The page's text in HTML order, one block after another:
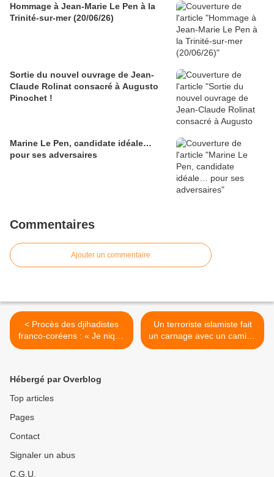
Hommage à Jean-Marie Le Pen à la
Trinité-sur-mer (20/06/26)
Sortie du nouvel ouvrage de Jean-
Claude Rolinat consacré à Augusto
Pinochet !
Marine Le Pen, candidate idéale…
pour ses adversaires
Commentaires
Ajouter un commentaire
< Procès des djihadistes
franco-coréens : « Je nique
la France et les sales
Un terroriste islamiste fait
un carnage avec un camion
sur le marché de Noël de
Hébergé par Overblog
Top articles
Pages
Contact
Signaler un abus
C.G.U.